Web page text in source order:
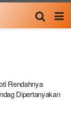
Rendahnya
Dipertanyakan